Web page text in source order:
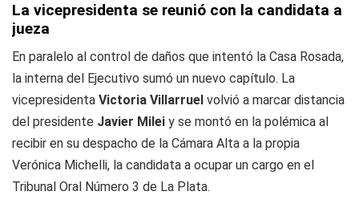
La vicepresidenta se reunió con la candidata a
jueza
En paralelo al control de daños que intentó la Casa Rosada,
la interna del Ejecutivo sumó un nuevo capítulo. La
vicepresidenta Victoria Villarruel volvió a marcar distancia
del presidente Javier Milei y se montó en la polémica al
recibir en su despacho de la Cámara Alta a la propia
Verónica Michelli, la candidata a ocupar un cargo en el
Tribunal Oral Número 3 de La Plata.